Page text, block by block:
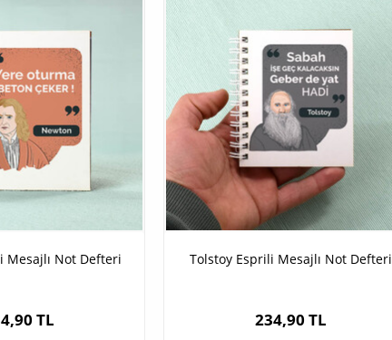
Mesajlı Not Defteri
TL
Tolstoy Esprili Mesajlı Not Defteri
234,90 TL